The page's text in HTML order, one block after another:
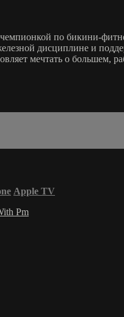
по бикини-
дисциплине и
мечтать о большем,
Apple TV
Pm